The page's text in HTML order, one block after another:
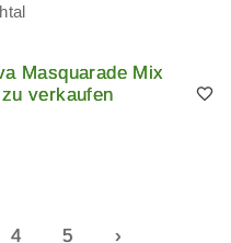
Masquarade Mix
verkaufen
4 5 ›